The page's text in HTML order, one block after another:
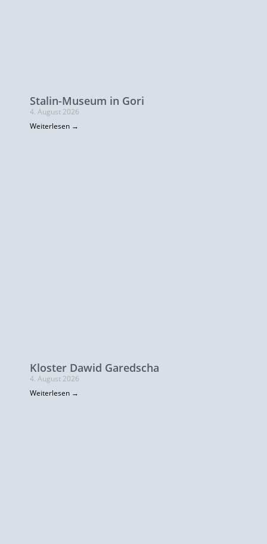
Stalin-Museum in Gori
4. August 2026
Weiterlesen →
Kloster Dawid Garedscha
4. August 2026
Weiterlesen →